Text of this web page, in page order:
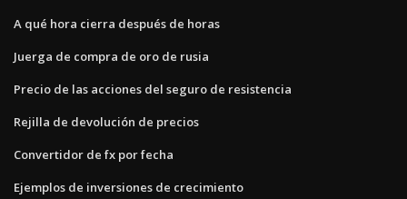
A qué hora cierra después de horas
Juerga de compra de oro de rusia
Precio de las acciones del seguro de resistencia
Rejilla de devolución de precios
Convertidor de fx por fecha
Ejemplos de inversiones de crecimiento